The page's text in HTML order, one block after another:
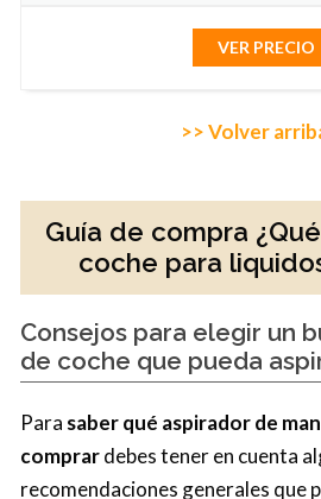
VER PRECIO
>> Volver
Guía de compra
coche para
Consejos para elegir un
de coche que pueda
Para saber qué aspirador de
comprardebes tener en cuenta
recomendaciones generales que